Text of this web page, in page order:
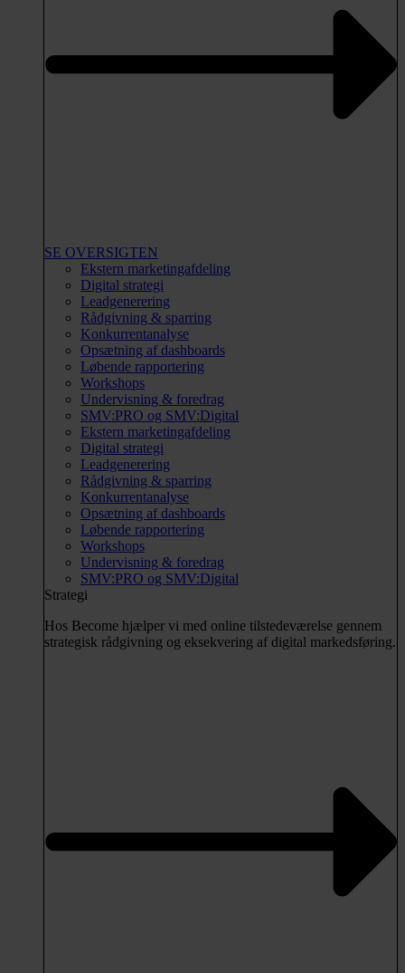
SE OVERSIGTEN
Ekstern marketingafdeling
Digital strategi
Leadgenerering
Rådgivning & sparring
Konkurrentanalyse
Opsætning af dashboards
Løbende rapportering
Workshops
Undervisning & foredrag
SMV:PRO og SMV:Digital
Ekstern marketingafdeling
Digital strategi
Leadgenerering
Rådgivning & sparring
Konkurrentanalyse
Opsætning af dashboards
Løbende rapportering
Workshops
Undervisning & foredrag
SMV:PRO og SMV:Digital
Strategi
Hos Become hjælper vi med online tilstedeværelse gennem
strategisk rådgivning og eksekvering af digital markedsføring.